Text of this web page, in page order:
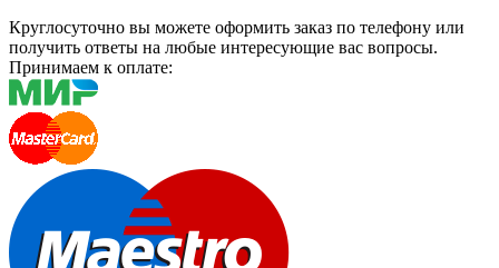
Круглосуточно вы можете оформить заказ по телефону или
получить ответы на любые интересующие вас вопросы.
Принимаем к оплате: